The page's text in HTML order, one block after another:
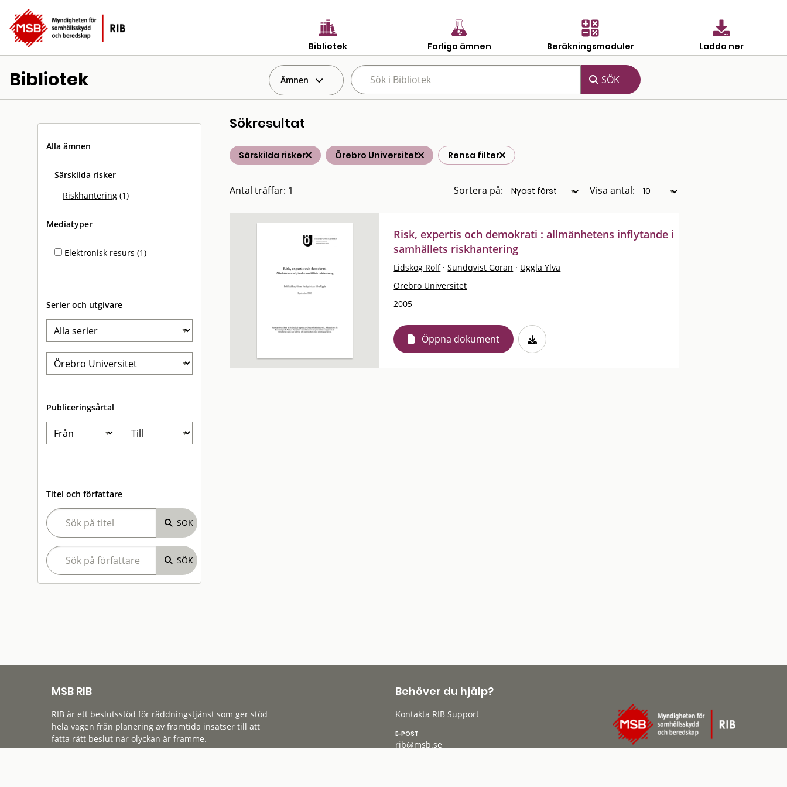
Bibliotek Farliga ämnen Beräkningsmoduler Ladda ner
Bibliotek Ämnen
Alla ämnen
Särskilda risker
Riskhantering (1)
Mediatyper
Elektronisk resurs (1)
Serier och utgivare
Publiceringsårtal
Titel och författare
Sökresultat
Särskilda risker Örebro Universitet Rensa filter
Antal träffar: 1 Sortera på: Visa antal:
Risk, expertis och demokrati : allmänhetens inflytande i
samhällets riskhantering
Lidskog Rolf · Sundqvist Göran · Uggla Ylva
Örebro Universitet
2005
Öppna dokument
MSB RIB
RIB är ett beslutsstöd för räddningstjänst som ger stöd
hela vägen från planering av framtida insatser till att
fatta rätt beslut när olyckan är framme.
Behöver du hjälp?
Kontakta RIB Support
E-POST
rib@msb.se